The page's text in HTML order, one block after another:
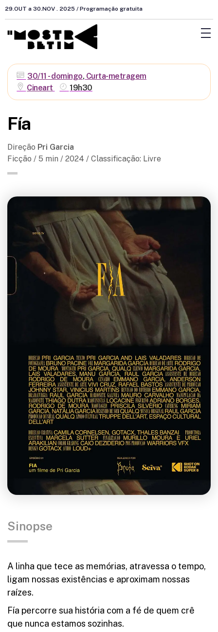
29.OUT a 30.NOV . 2025 / Programação gratuita
30/11 - domingo, Curta-metragem
Cineart
19h30
Fía
Direção Pri Garcia
Ficção / 5 min / 2024 / Classificação: Livre
Sinopse
A linha que tece as memórias, atravessa o tempo,
ligam nossas existências e aproximam nossas
raízes.
Fía percorre sua história com a fé de quem crê
que nunca estamos sozinhas.